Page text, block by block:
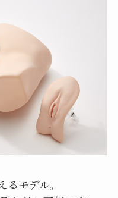
モデル。